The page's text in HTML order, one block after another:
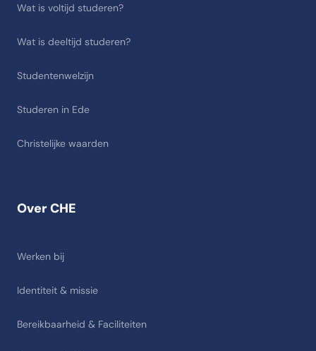
Over CHE
Werken bij
Identiteit & missie
Bereikbaarheid & Faciliteiten
Wat is voltijd studeren?
Wat is deeltijd studeren?
Studentenwelzijn
Studeren in Ede
Christelijke waarden